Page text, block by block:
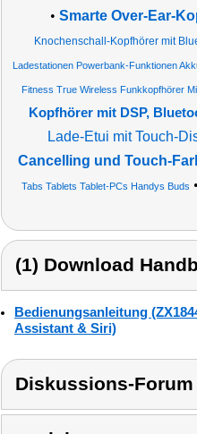
• Smarte Over-Ear-
Knochenschall-Kopfhörer mit
Ladestationen Powerbank-Funktionen
Fitness True Wireless Funkkopfhörer
Kopfhörer mit DSP,
Lade-Etui mit Touch-
Cancelling und Touch-
Tabs Tablets Tablet-PCs Handys Buds •
(1) Download
Bedienungsanleitung
Assistant & Siri)
Diskussions-